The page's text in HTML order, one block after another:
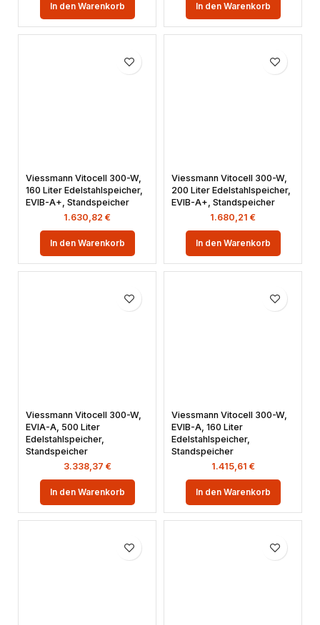
In den Warenkorb In den Warenkorb
Viessmann Vitocell 300-W,
160 Liter Edelstahlspeicher,
EVIB-A+, Standspeicher
1.630,82 €
In den Warenkorb
Viessmann Vitocell 300-W,
200 Liter Edelstahlspeicher,
EVIB-A+, Standspeicher
1.680,21 €
In den Warenkorb
Viessmann Vitocell 300-W,
EVIA-A, 500 Liter
Edelstahlspeicher,
Standspeicher
3.338,37 €
In den Warenkorb
Viessmann Vitocell 300-W,
EVIB-A, 160 Liter
Edelstahlspeicher,
Standspeicher
1.415,61 €
In den Warenkorb